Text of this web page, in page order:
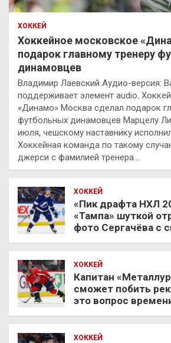
ХОККЕЙ
Хоккейное московское
подарок главному тренеру
динамовцев
Владимир Лаевский Аудио-версия:
поддерживает элемент audio.
«Динамо» Москва сделал подарок
футбольных динамовцев Марцелу
июля, чешскому наставнику
Хоккейная команда по такому
джерси с фамилией тренера…
ХОККЕЙ
«Пик драфта НХЛ
«Тампа» шуткой
фото Сергачёва с
ХОККЕЙ
Капитан
сможет побить
это вопрос
ХОККЕЙ